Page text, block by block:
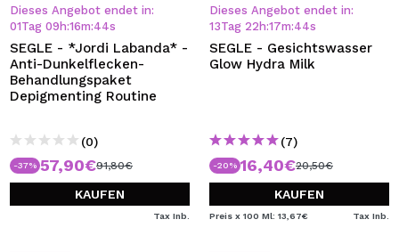
Dieses Angebot endet in:
01Tag 09 h:16m:44s
SEGLE - *Jordi Labanda* -
Anti-Dunkelflecken-
Behandlungspaket
Depigmenting Routine
(0)
-37% 57,90€91,80€
KAUFEN
Tax Inb.
Dieses Angebot endet in:
13Tag 22 h:17m:44s
SEGLE - Gesichtswasser
Glow Hydra Milk
(7)
-20% 16,40€20,50€
KAUFEN
Preis x 100 Ml: 13,67€ Tax Inb.